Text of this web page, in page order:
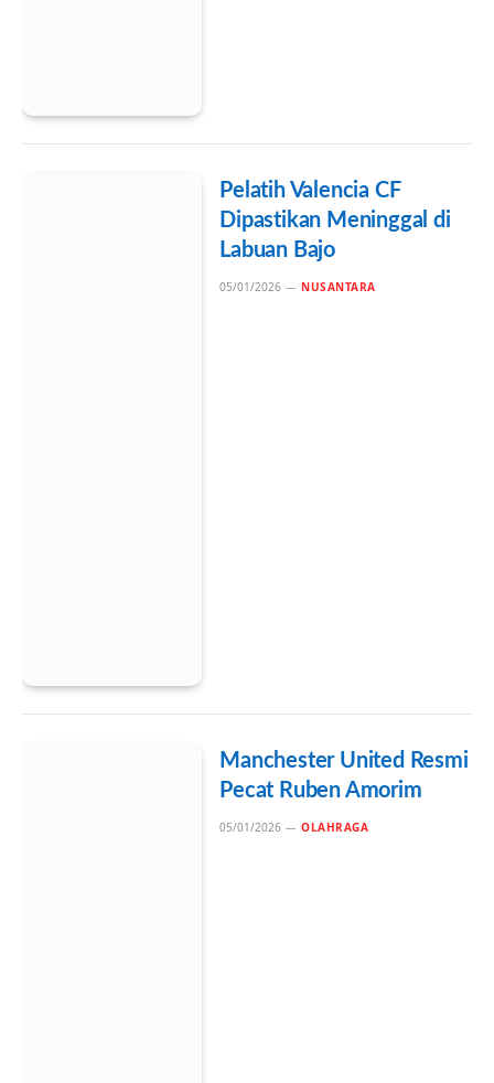
Pelatih Valencia CF
Dipastikan Meninggal di
Labuan Bajo
05/01/2026 NUSANTARA
Manchester United Resmi
Pecat Ruben Amorim
05/01/2026 OLAHRAGA